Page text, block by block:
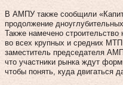
В АМПУ также сообщили
продолжение
Также намечено
во всех крупных и средних
заместитель председателя
что участники рынка ждут
чтобы понять, куда двигаться